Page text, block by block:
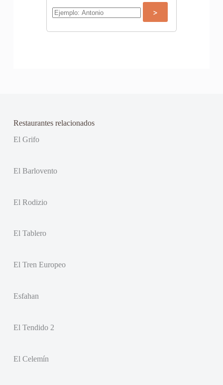
Restaurantes relacionados
El Grifo
El Barlovento
El Rodizio
El Tablero
El Tren Europeo
Esfahan
El Tendido 2
El Celemín